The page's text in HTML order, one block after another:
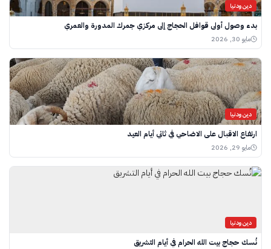
دين ودنيا
بدء وصول أولى قوافل الحجاج إلى مركزي جمرك المدورة والعمري
مايو 30, 2026
دين ودنيا
ارتفاع الاقبال على الاضاحي في ثاني أيام العيد
مايو 29, 2026
دين ودنيا
نُسك حجاج بيت الله الحرام في أيام التشريق